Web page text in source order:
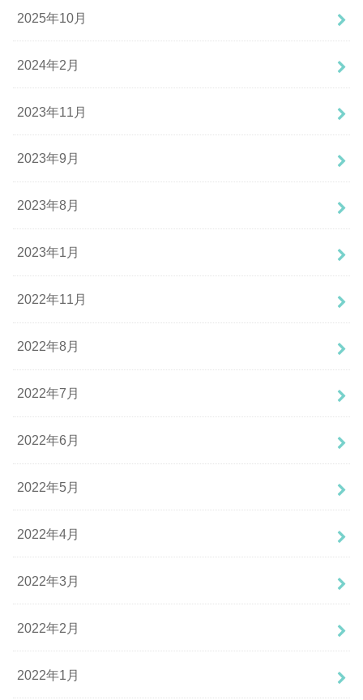
2025年10月
2024年2月
2023年11月
2023年9月
2023年8月
2023年1月
2022年11月
2022年8月
2022年7月
2022年6月
2022年5月
2022年4月
2022年3月
2022年2月
2022年1月